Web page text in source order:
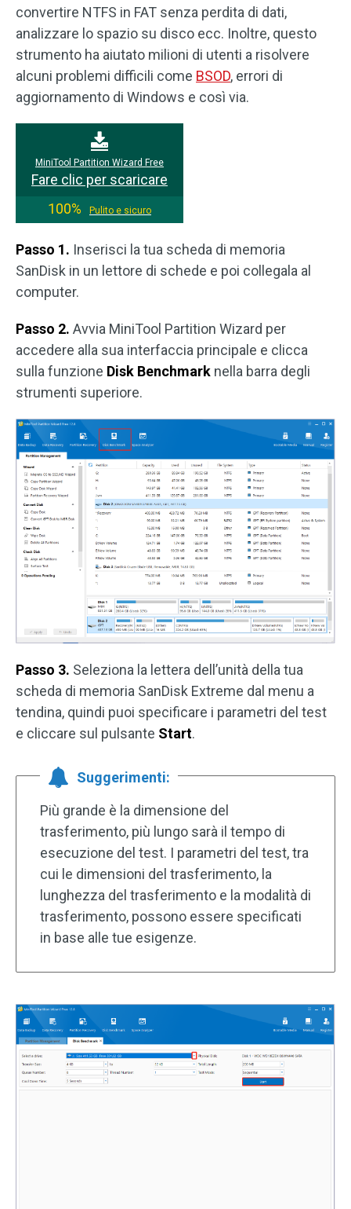
convertire NTFS in FAT senza perdita di dati,
analizzare lo spazio su disco ecc. Inoltre, questo
strumento ha aiutato milioni di utenti a risolvere
alcuni problemi difficili come BSOD, errori di
aggiornamento di Windows e così via.
MiniTool Partition Wizard Free
Fare clic per scaricare
100%
Pulito e sicuro
Passo 1. Inserisci la tua scheda di memoria
SanDisk in un lettore di schede e poi collegala al
computer.
Passo 2. Avvia MiniTool Partition Wizard per
accedere alla sua interfaccia principale e clicca
sulla funzione Disk Benchmark nella barra degli
strumenti superiore.
Passo 3. Seleziona la lettera dell’unità della tua
scheda di memoria SanDisk Extreme dal menu a
tendina, quindi puoi specificare i parametri del test
e cliccare sul pulsante Start.
Suggerimenti:
Più grande è la dimensione del
trasferimento, più lungo sarà il tempo di
esecuzione del test. I parametri del test, tra
cui le dimensioni del trasferimento, la
lunghezza del trasferimento e la modalità di
trasferimento, possono essere specificati
in base alle tue esigenze.